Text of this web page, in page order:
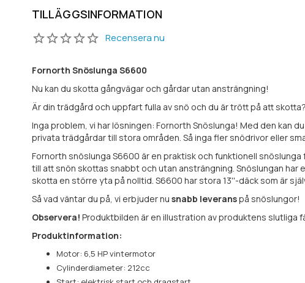
TILLÄGGSINFORMATION
Recensera nu
Fornorth Snöslunga S6600
Nu kan du skotta gångvägar och gårdar utan ansträngning!
Är din trädgård och uppfart fulla av snö och du är trött på att
Inga problem, vi har lösningen: Fornorth Snöslunga! Med den kan
privata trädgårdar till stora områden. Så inga fler snödrivor eller
Fornorth snöslunga S6600 är en praktisk och funktionell
till att snön skottas snabbt och utan ansträngning. Snöslungan har
skotta en större yta på nolltid. S6600 har stora 13''-däck som är
Så vad väntar du på, vi erbjuder nu snabb leveranspå snöslungor!
Observera! Produktbilden är en illustration av produktens slutliga
Produktinformation:
Motor: 6,5 HP vintermotor
Cylinderdiameter: 212cc